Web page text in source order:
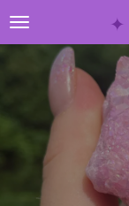
Ga
direct
hoofdinhoud
✦